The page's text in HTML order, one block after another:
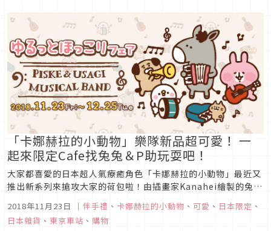
「卡娜赫拉的小動物」樂隊新品超可愛！ 一
起來限定Cafe找兔兔＆P助玩耍吧！
大家都喜愛的日本超人氣療癒角色「卡娜赫拉的小動物」最近又
推出新系列來搶攻大家的荷包啦！由插畫家Kanahei繪製的兔兔
與西武地鐵合作的一日遊觀光車票都廣受好評。此次以兔兔跟P
助湊團組成樂隊為主題，除了推出一系列又萌又可愛的周邊商
2018年11月23日 ｜ 伴手禮 、 卡娜赫拉的小動物 、 可愛 、 日本限定 、
日本雜貨 、 東京車站 、 購物